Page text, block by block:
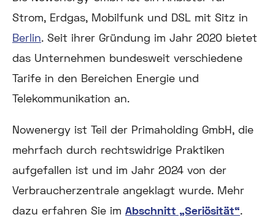
Strom, Erdgas, Mobilfunk und DSL mit Sitz in
Berlin. Seit ihrer Gründung im Jahr 2020 bietet
das Unternehmen bundesweit verschiedene
Tarife in den Bereichen Energie und
Telekommunikation an.
Nowenergy ist Teil der Primaholding GmbH, die
mehrfach durch rechtswidrige Praktiken
aufgefallen ist und im Jahr 2024 von der
Verbraucherzentrale angeklagt wurde. Mehr
dazu erfahren Sie im Abschnitt „Seriösität“.